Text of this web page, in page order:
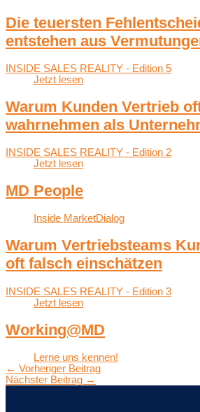
Die teuersten
entstehen aus
INSIDE SALES REALITY - Edition 5
Jetzt lesen
Warum Kunden Vertrieb
wahrnehmen als
INSIDE SALES REALITY - Edition 2
Jetzt lesen
MD People
Inside MarketDialog
Warum Vertriebsteams
oft falsch einschätzen
INSIDE SALES REALITY - Edition 3
Jetzt lesen
Working@MD
Lerne uns kennen!
← Vorheriger Beitrag
Nächster Beitrag →